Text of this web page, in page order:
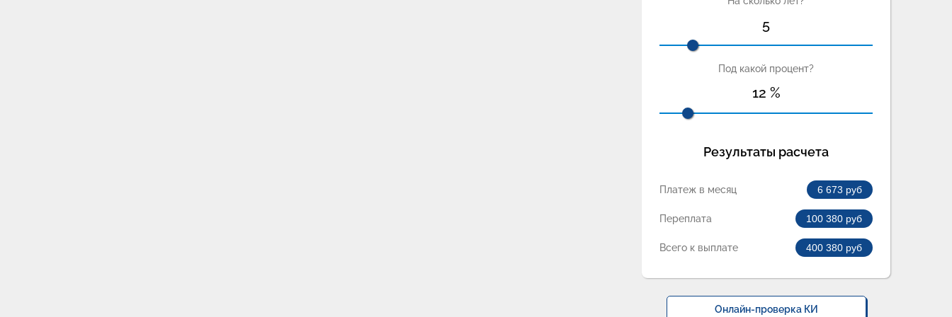
5
Под какой процент?
12 %
Результаты расчета
Платеж в месяц 6 673 руб
Переплата 100 380 руб
Всего к выплате 400 380 руб
Онлайн-проверка КИ